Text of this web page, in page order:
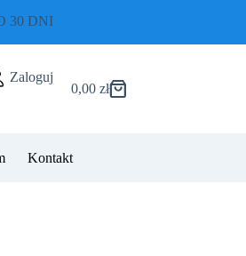
30 DNI
Zaloguj
Koszyk
0,00 zł
Kontakt